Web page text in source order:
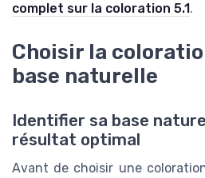
complet sur la coloration 5.1 .
Choisir la
base naturelle
Identifier sa base
résultat optimal
Avant de choisir une